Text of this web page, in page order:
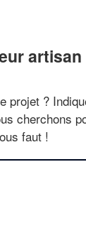
artisan
projet ?
cherchons
faut !